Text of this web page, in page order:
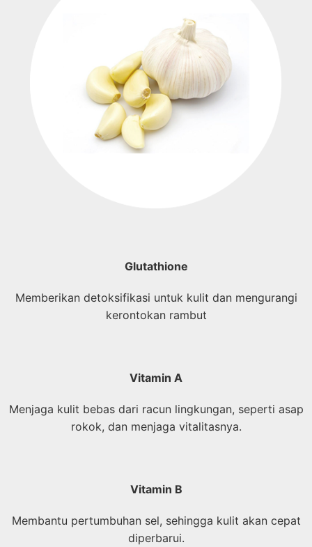
Glutathione
Memberikan detoksifikasi untuk kulit dan mengurangi
kerontokan rambut
Vitamin A
Menjaga kulit bebas dari racun lingkungan, seperti asap
rokok, dan menjaga vitalitasnya.
Vitamin B
Membantu pertumbuhan sel, sehingga kulit akan cepat
diperbarui.